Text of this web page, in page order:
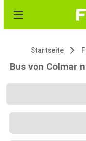
Startseite
Bus von Colmar